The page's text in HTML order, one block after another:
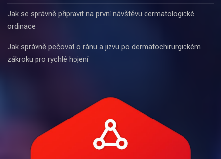
Jak se správně připravit na první návštěvu dermatologické
ordinace
Jak správně pečovat o ránu a jizvu po dermatochirurgickém
zákroku pro rychlé hojení